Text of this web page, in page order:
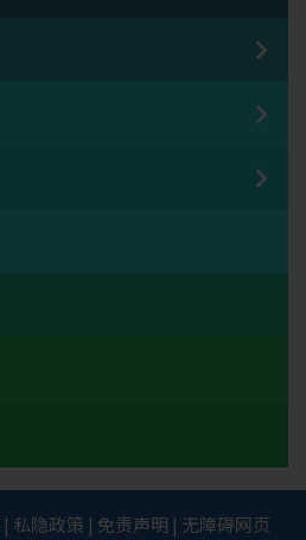
| 私隐政策 | 免责声明 | 无障碍网页